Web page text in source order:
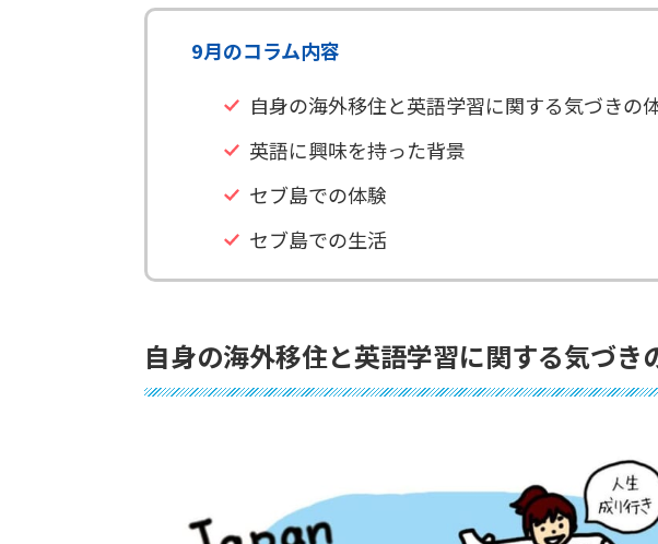
9月のコラム内容
自身の海外移住と英語学習に関する気づきの
英語に興味を持った背景
セブ島での体験
セブ島での生活
自身の海外移住と英語学習に関する気づき